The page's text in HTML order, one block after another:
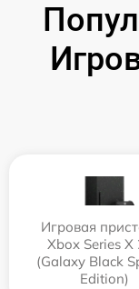
Игровая
Xbox Series X
(Galaxy Black
Edition)